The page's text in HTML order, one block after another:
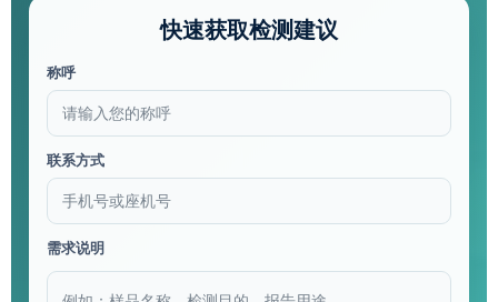
快速获取检测建议
称呼
联系方式
需求说明